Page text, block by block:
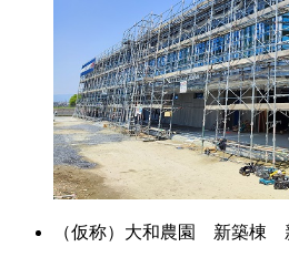
（仮称）大和農園 新築棟